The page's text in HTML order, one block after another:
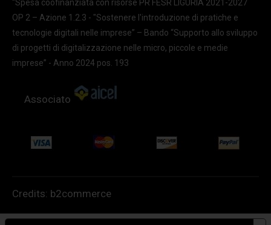
“Spesa coofinanziata con risorse PR FESR LIGURIA 2021-2027
OP 2 – Azione 1.2.3 - "Sostenere l'introduzione di pratiche e
tecnologie digitali nelle imprese” – Bando “Supporto allo sviluppo
di progetti di digitalizzazione nelle micro, piccole e medie
imprese” - Anno 2024 pos. 193
Associato
Credits: b2commerce